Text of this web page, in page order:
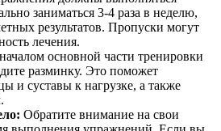
заниматься 3-4 раза в неделю,
результатов. Пропуски могут
лечения.
основной части тренировки
разминку. Это поможет
и суставы к нагрузке, а также
Обратите внимание на свои